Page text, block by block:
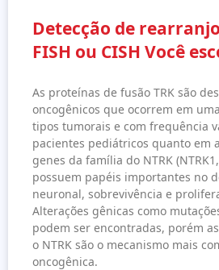
Detecção de
FISH ou CISH Você
As proteínas de fusão TRK são
oncogênicos que ocorrem em
tipos tumorais e com frequência
pacientes pediátricos quanto em
genes da família do NTRK
possuem papéis importantes no
neuronal, sobrevivência e
Alterações gênicas como
podem ser encontradas, porém
o NTRK são o mecanismo mais
oncogênica.